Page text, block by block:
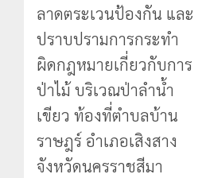
ลาดตระเวนป้องกัน และ
ปราบปรามการกระทำ
ผิดกฎหมายเกี่ยวกับการ
ป่าไม้ บริเวณป่าลำน้ำ
เขียว ท้องที่ตำบลบ้าน
ราษฎร์ อำเภอเสิงสาง
จังหวัดนครราชสีมา